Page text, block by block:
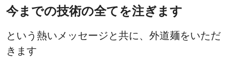
今までの技術の全てを注ぎます
という熱いメッセージと共に、外道麺をいただ
きます